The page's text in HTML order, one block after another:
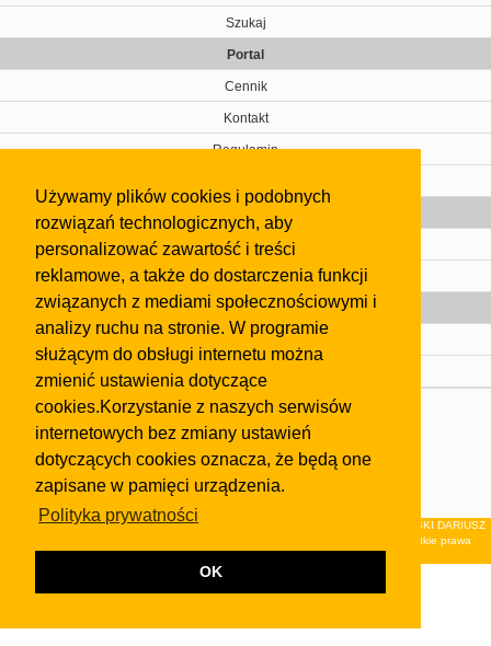
Używamy plików cookies i podobnych
rozwiązań technologicznych, aby
personalizować zawartość i treści
reklamowe, a także do dostarczenia funkcji
związanych z mediami społecznościowymi i
analizy ruchu na stronie. W programie
służącym do obsługi internetu można
zmienić ustawienia dotyczące
cookies.Korzystanie z naszych serwisów
internetowych bez zmiany ustawień
dotyczących cookies oznacza, że będą one
zapisane w pamięci urządzenia.
Polityka prywatności
OK
Szukaj
Portal
Cennik
Kontakt
Regulamin
Gazeta
Olkusz
Kontakt
Strefa dla biznesu
Biura nieruchomości
Dealerzy i autokomisy
Skontaktuj się z nami
regulaminuiPolityki Prywatności.
Klauzula FB
© 2026Wydawnictwo NEON sp. z o.o. (dawniej: FIRMA NEON MAREK KLUCZEWSKI DARIUSZ
KRAWCZYK s.c.) z siedzibą w Olkuszu, ul.Żuradzka 15, 32-300 Olkusz . Wszystkie prawa